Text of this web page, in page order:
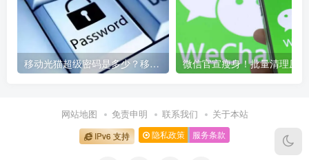
移动光猫超级密码是多少？移动光猫超级管理员后台账号与密码
网站地图 免责申明 联系我们 关于本站
IPv6 支持 隐私政策 服务条款